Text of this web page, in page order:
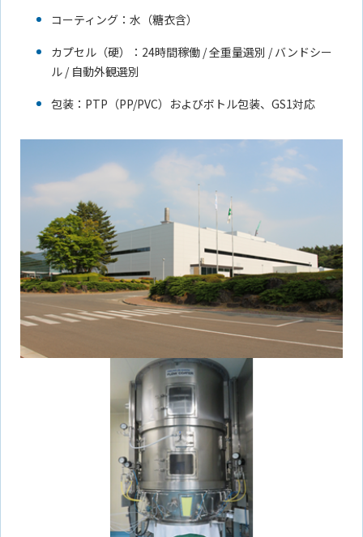
コーティング：水（糖衣含）
カプセル（硬）：24時間稼働 / 全重量選別 / バンドシー
ル / 自動外観選別
包装：PTP（PP/PVC）およびボトル包装、GS1対応